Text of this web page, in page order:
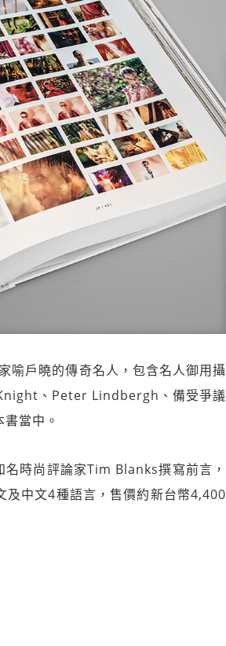
喻戶曉的傳奇名人，包含名人御用攝
、Peter Lindbergh、備受爭議
當中。
時尚評論家Tim Blanks撰寫前言，
中文4種語言，售價約新台幣4,400